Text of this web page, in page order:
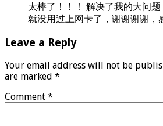
太棒了！！！ 解决了我的大问题
就没用过上网卡了，谢谢谢谢，
Leave a Reply
Your email address will not be
are marked *
Comment *